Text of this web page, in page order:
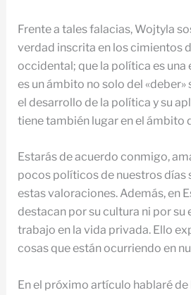
Frente a tales falacias, Wojtyla
verdad inscrita en los cimientos
occidental; que la política es una
es un ámbito no solo del «deber»
el desarrollo de la política y su
tiene también lugar en el ámbito
Estarás de acuerdo conmigo,
pocos políticos de nuestros días
estas valoraciones. Además, en
destacan por su cultura ni por su
trabajo en la vida privada. Ello
cosas que están ocurriendo en
En el próximo artículo hablaré